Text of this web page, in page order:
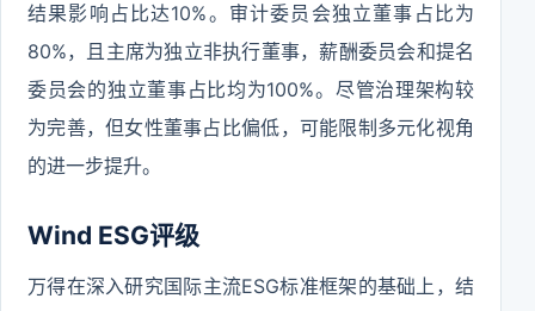
结果影响占比达10%。审计委员会独立董事占比为
80%，且主席为独立非执行董事，薪酬委员会和提名
委员会的独立董事占比均为100%。尽管治理架构较
为完善，但女性董事占比偏低，可能限制多元化视角
的进一步提升。
Wind ESG评级
万得在深入研究国际主流ESG标准框架的基础上，结